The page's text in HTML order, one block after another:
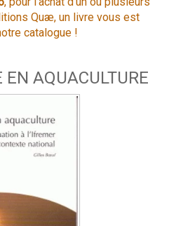
Quæ, un livre vous est
catalogue !
EN AQUACULTURE